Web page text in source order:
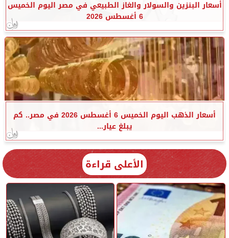
أسعار البنزين والسولار والغاز الطبيعي في مصر اليوم الخميس
6 أغسطس 2026
أسعار الذهب اليوم الخميس 6 أغسطس 2026 في مصر.. كم
يبلغ عيار...
الأعلى قراءة